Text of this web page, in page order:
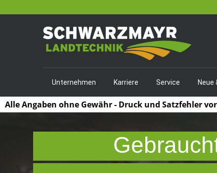
Unternehmen Karriere Service Neue
Alle Angaben ohne Gewähr - Druck und Satzfehler